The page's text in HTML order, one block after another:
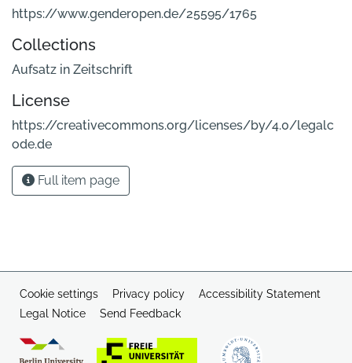
https://www.genderopen.de/25595/1765
Collections
Aufsatz in Zeitschrift
License
https://creativecommons.org/licenses/by/4.0/legalc
ode.de
Full item page
Cookie settings Privacy policy
Accessibility Statement
Legal Notice
Send Feedback